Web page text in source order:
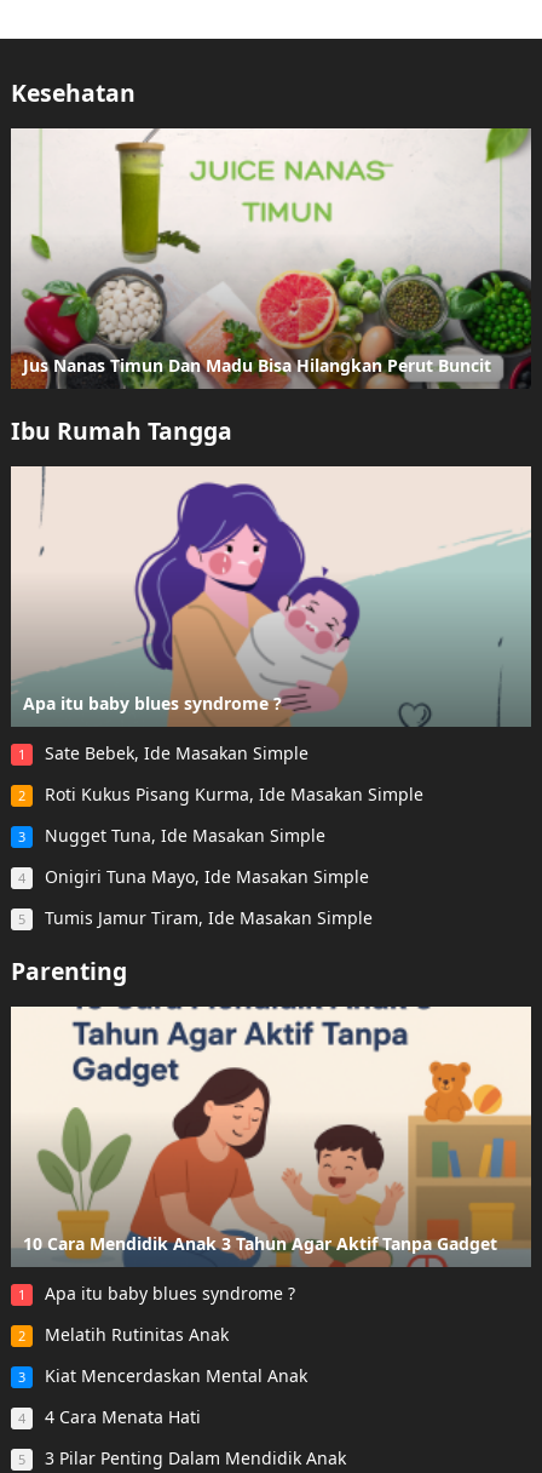
Kesehatan
Jus Nanas Timun Dan Madu Bisa Hilangkan Perut Buncit
Ibu Rumah Tangga
Apa itu baby blues syndrome ?
1 Sate Bebek, Ide Masakan Simple
2 Roti Kukus Pisang Kurma, Ide Masakan Simple
3 Nugget Tuna, Ide Masakan Simple
4 Onigiri Tuna Mayo, Ide Masakan Simple
5 Tumis Jamur Tiram, Ide Masakan Simple
Parenting
10 Cara Mendidik Anak 3 Tahun Agar Aktif Tanpa Gadget
1 Apa itu baby blues syndrome ?
2 Melatih Rutinitas Anak
3 Kiat Mencerdaskan Mental Anak
4 4 Cara Menata Hati
5 3 Pilar Penting Dalam Mendidik Anak